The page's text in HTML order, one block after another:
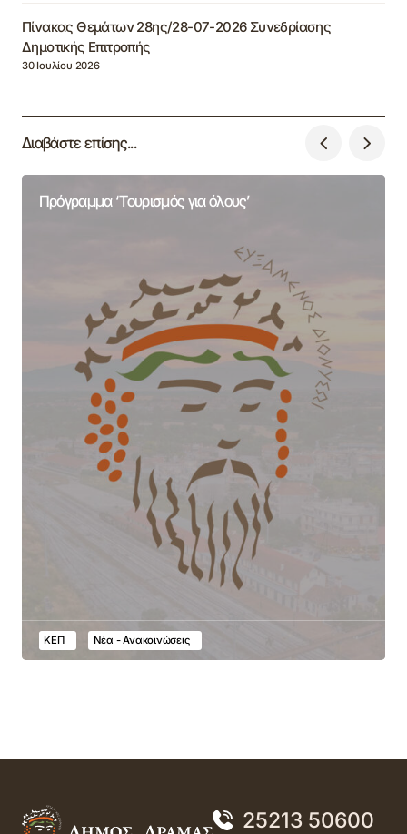
Πίνακας Θεμάτων 28ης/28-07-2026 Συνεδρίασης
Δημοτικής Επιτροπής
30 Ιουλίου 2026
Διαβάστε επίσης...
Πρόγραμμα ‘Τουρισμός για όλους’
ΚΕΠ Νέα - Ανακοινώσεις
25213 50600